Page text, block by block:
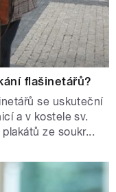
flašinetářů?
se uskuteční
a v kostele sv.
ze soukr...